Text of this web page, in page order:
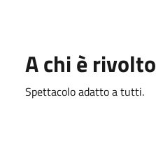
A chi è rivolto
Spettacolo adatto a tutti.